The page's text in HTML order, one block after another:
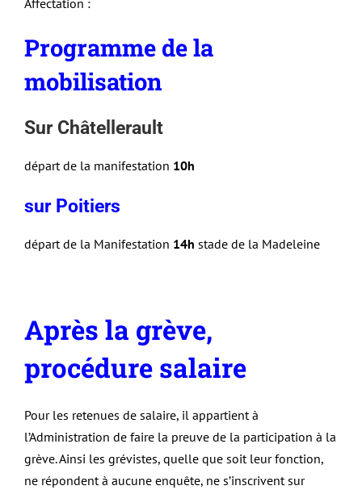
Affectation :
Programme de la
mobilisation
Sur Châtellerault
départ de la manifestation 10h
sur Poitiers
départ de la Manifestation 14h stade de la Madeleine
Après la grève,
procédure salaire
Pour les retenues de salaire, il appartient à
l’Administration de faire la preuve de la participation à la
grève. Ainsi les grévistes, quelle que soit leur fonction,
ne répondent à aucune enquête, ne s’inscrivent sur